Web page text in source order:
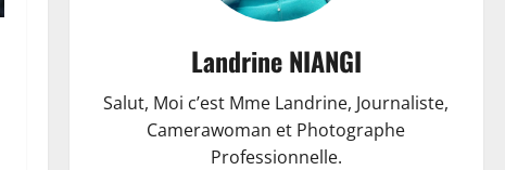
Landrine NIANGI
Salut, Moi c’est Mme Landrine, Journaliste,
Camerawoman et Photographe
Professionnelle.